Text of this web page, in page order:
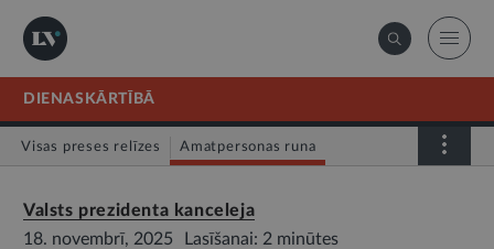
DIENASKĀRTĪBĀ
Visas preses relīzes Amatpersonas runa
Valsts prezidenta kanceleja
18. novembrī, 2025
Lasīšanai: 2 minūtes